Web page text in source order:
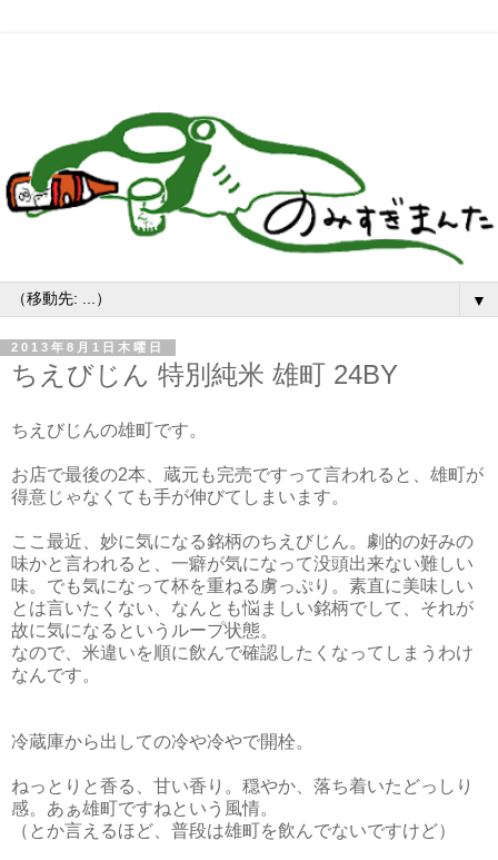
▼
2013年8月1日木曜日
ちえびじん 特別純米 雄町 24BY
ちえびじんの雄町です。
お店で最後の2本、蔵元も完売ですって言われると、雄町が
得意じゃなくても手が伸びてしまいます。
ここ最近、妙に気になる銘柄のちえびじん。劇的の好みの
味かと言われると、一癖が気になって没頭出来ない難しい
味。でも気になって杯を重ねる虜っぷり。素直に美味しい
とは言いたくない、なんとも悩ましい銘柄でして、それが
故に気になるというループ状態。
なので、米違いを順に飲んで確認したくなってしまうわけ
なんです。
冷蔵庫から出しての冷や冷やで開栓。
ねっとりと香る、甘い香り。穏やか、落ち着いたどっしり
感。あぁ雄町ですねという風情。
（とか言えるほど、普段は雄町を飲んでないですけど）